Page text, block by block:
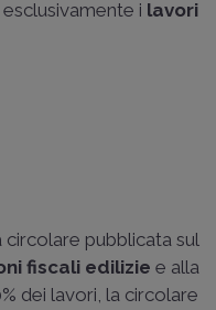
esclusivamente i lavori
pubblicata sul
fiscali edilizie e alla
dei lavori, la circolare